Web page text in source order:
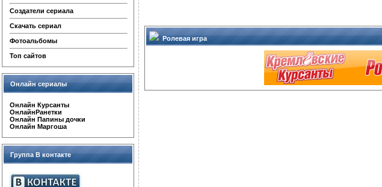
Создатели сериала
Скачать сериал
Фотоальбомы
Топ сайтов
Онлайн сериалы
Онлайн Курсанты
ОнлайнРанетки
Онлайн Папины дочки
Онлайн Маргоша
Группа В контакте
Ролевая игра